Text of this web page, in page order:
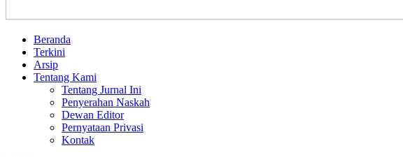
Beranda
Terkini
Arsip
Tentang Kami
Tentang Jurnal Ini
Penyerahan Naskah
Dewan Editor
Pernyataan Privasi
Kontak